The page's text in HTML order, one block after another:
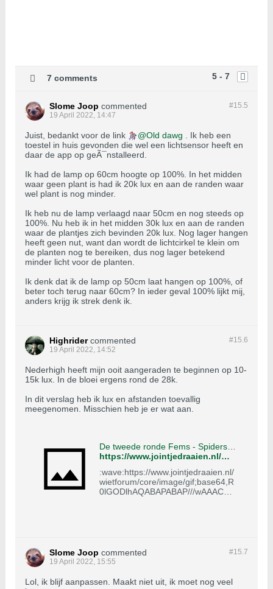
5 - 7
7 comments
#15.5
Slome Joop commented
19 April 2022, 14:47
Juist, bedankt voor de link Old dawg . Ik heb een
toestel in huis gevonden die wel een lichtsensor heeft en
daar de app op geÃ¯nstalleerd.
Ik had de lamp op 60cm hoogte op 100%. In het midden
waar geen plant is had ik 20k lux en aan de randen waar
wel plant is nog minder.
Ik heb nu de lamp verlaagd naar 50cm en nog steeds op
100%. Nu heb ik in het midden 30k lux en aan de randen
waar de plantjes zich bevinden 20k lux. Nog lager hangen
heeft geen nut, want dan wordt de lichtcirkel te klein om
de planten nog te bereiken, dus nog lager betekend
minder licht voor de planten.
Ik denk dat ik de lamp op 50cm laat hangen op 100%, of
beter toch terug naar 60cm? In ieder geval 100% lijkt mij,
anders krijg ik strek denk ik.
#15.6
Highrider commented
19 April 2022, 14:52
Nederhigh heeft mijn ooit aangeraden te beginnen op 10-
15k lux. In de bloei ergens rond de 28k.
In dit verslag heb ik lux en afstanden toevallig
meegenomen. Misschien heb je er wat aan.
https://www.jointjedraaien.nl/wietforum/forum/binnen-wiet-kweken/binnen-wiet-kweken-aa/kweekverslagen/1617157-de-tweede-ronde-fems-spiders-secret-passion-strawberry-cough-freddy-s-best-haze
:wave:https://www.jointjedraaien.nl/
wietforum/core/image/gif;base64,R
0lGODlhAQABAPABAP///wAAACH5
AICRAEAOw==https://www.jointjedr
aaien.nl/wietforum/core/image/gif;b
#15.7
Slome Joop commented
19 April 2022, 15:55
Lol, ik blijf aanpassen. Maakt niet uit, ik moet nog veel